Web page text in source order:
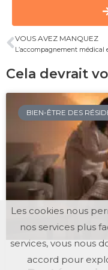
VOUS AVEZ MANQUEZ
Cela devrait
BIEN-ÊTRE DES
Les cookies nous
nos services plus
services, vous nous
accord pour